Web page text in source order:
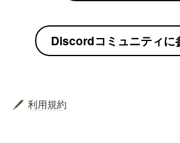
Discordコミュニティに
🖋️ 利用規約